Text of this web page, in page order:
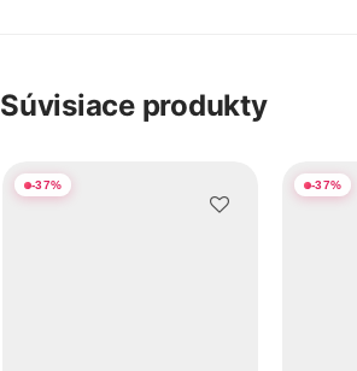
Súvisiace produkty
-37% -37%